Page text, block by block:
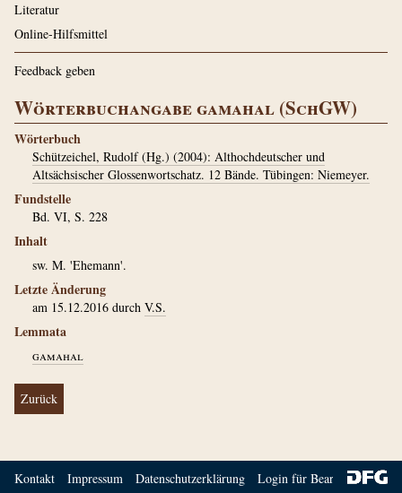
Literatur
Online-Hilfsmittel
Feedback geben
Wörterbuchangabe gamahal (SchGW)
Wörterbuch
Schützeichel, Rudolf (Hg.) (2004): Althochdeutscher und
Altsächsischer Glossenwortschatz. 12 Bände. Tübingen: Niemeyer.
Fundstelle
Bd. VI, S. 228
Inhalt
sw. M. 'Ehemann'.
Letzte Änderung
am 15.12.2016 durch V.S.
Lemmata
gamahal
Zurück
Kontakt Impressum Datenschutzerklärung Login für Bearbeiter